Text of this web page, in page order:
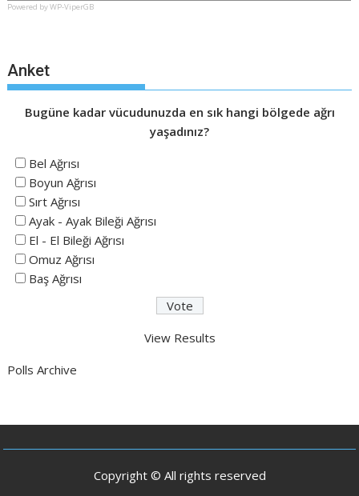
Powered by WP-ViperGB
Anket
Bugüne kadar vücudunuzda en sık hangi bölgede ağrı
yaşadınız?
Bel Ağrısı
Boyun Ağrısı
Sırt Ağrısı
Ayak - Ayak Bileği Ağrısı
El - El Bileği Ağrısı
Omuz Ağrısı
Baş Ağrısı
View Results
Polls Archive
Copyright © All rights reserved